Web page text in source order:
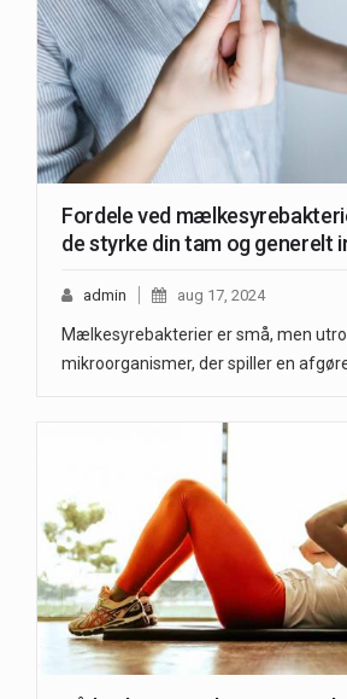
Fordele ved
de styrke din tam og generelt
admin aug 17, 2024
Mælkesyrebakterier er små, men
mikroorganismer, der spiller en